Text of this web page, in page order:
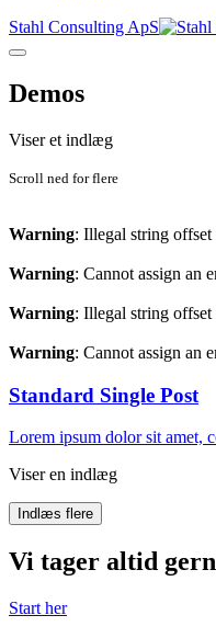
Stahl Consulting ApS
Demos
Viser et indlæg
Scroll ned for flere
Warning: Illegal string offset
Warning: Cannot assign an
Warning: Illegal string offset
Warning: Cannot assign an
Standard Single Post
Lorem ipsum dolor sit amet,
Viser en indlæg
Indlæs flere
Vi tager altid
Start her